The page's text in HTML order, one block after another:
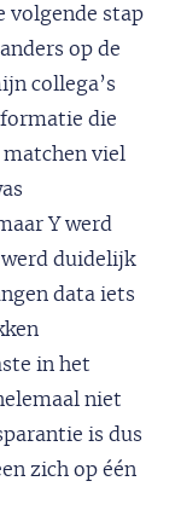
volgende stap
op de
collega’s
die
viel
Y werd
duidelijk
data iets
in het
niet
is dus
zich op één